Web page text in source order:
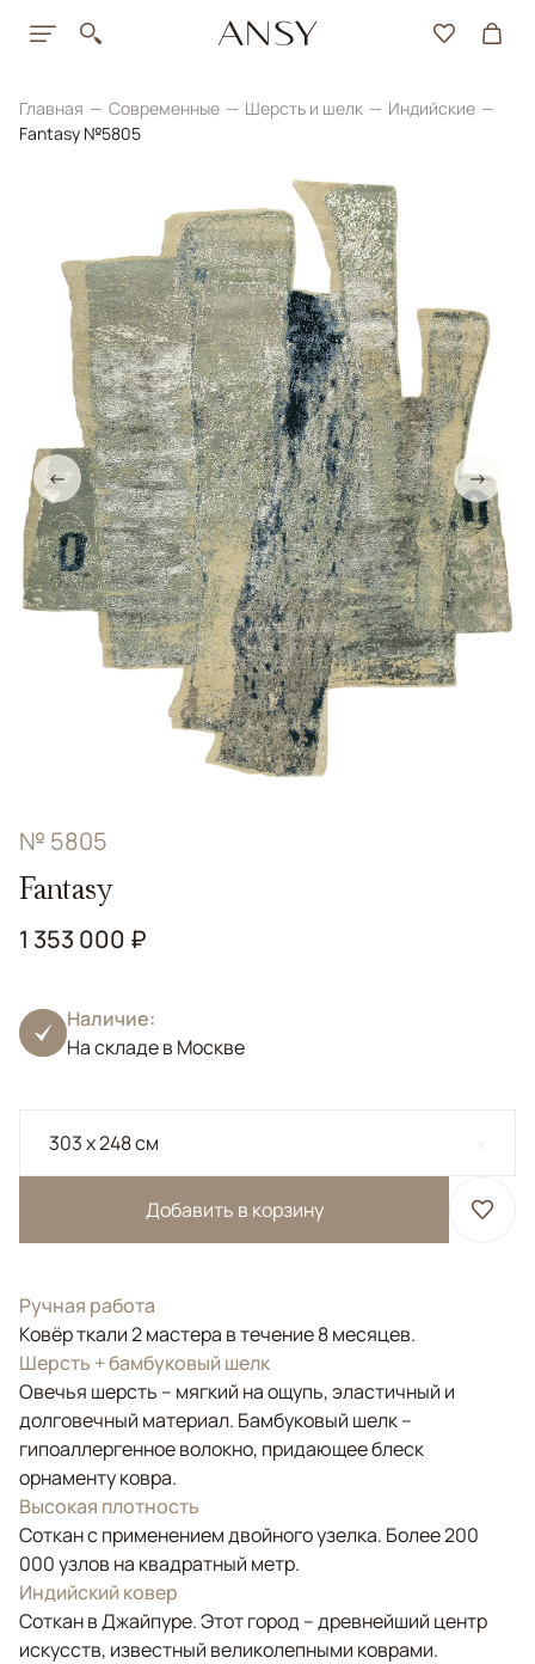
Главная Современные Шерсть и шелк
Индийские
Fantasy №5805
← →
№ 5805
Fantasy
1 353 000 ₽
Наличие:
На складе в Москве
303 x 248 см
Добавить в корзину
Ручная работа
Ковёр ткали 2 мастера в течение 8 месяцев.
Шерсть + бамбуковый шелк
Овечья шерсть – мягкий на ощупь, эластичный и
долговечный материал. Бамбуковый шелк –
гипоаллергенное волокно, придающее блеск
орнаменту ковра.
Высокая плотность
Соткан с применением двойного узелка. Более 200
000 узлов на квадратный метр.
Индийский ковер
Соткан в Джайпуре. Этот город – древнейший центр
искусств, известный великолепными коврами.